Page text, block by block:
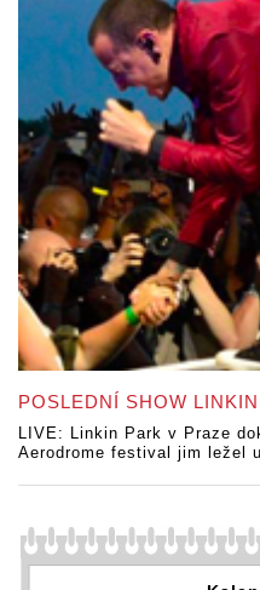
POSLEDNÍ SHOW
LIVE: Linkin Park v Praze
Aerodrome festival jim ležel